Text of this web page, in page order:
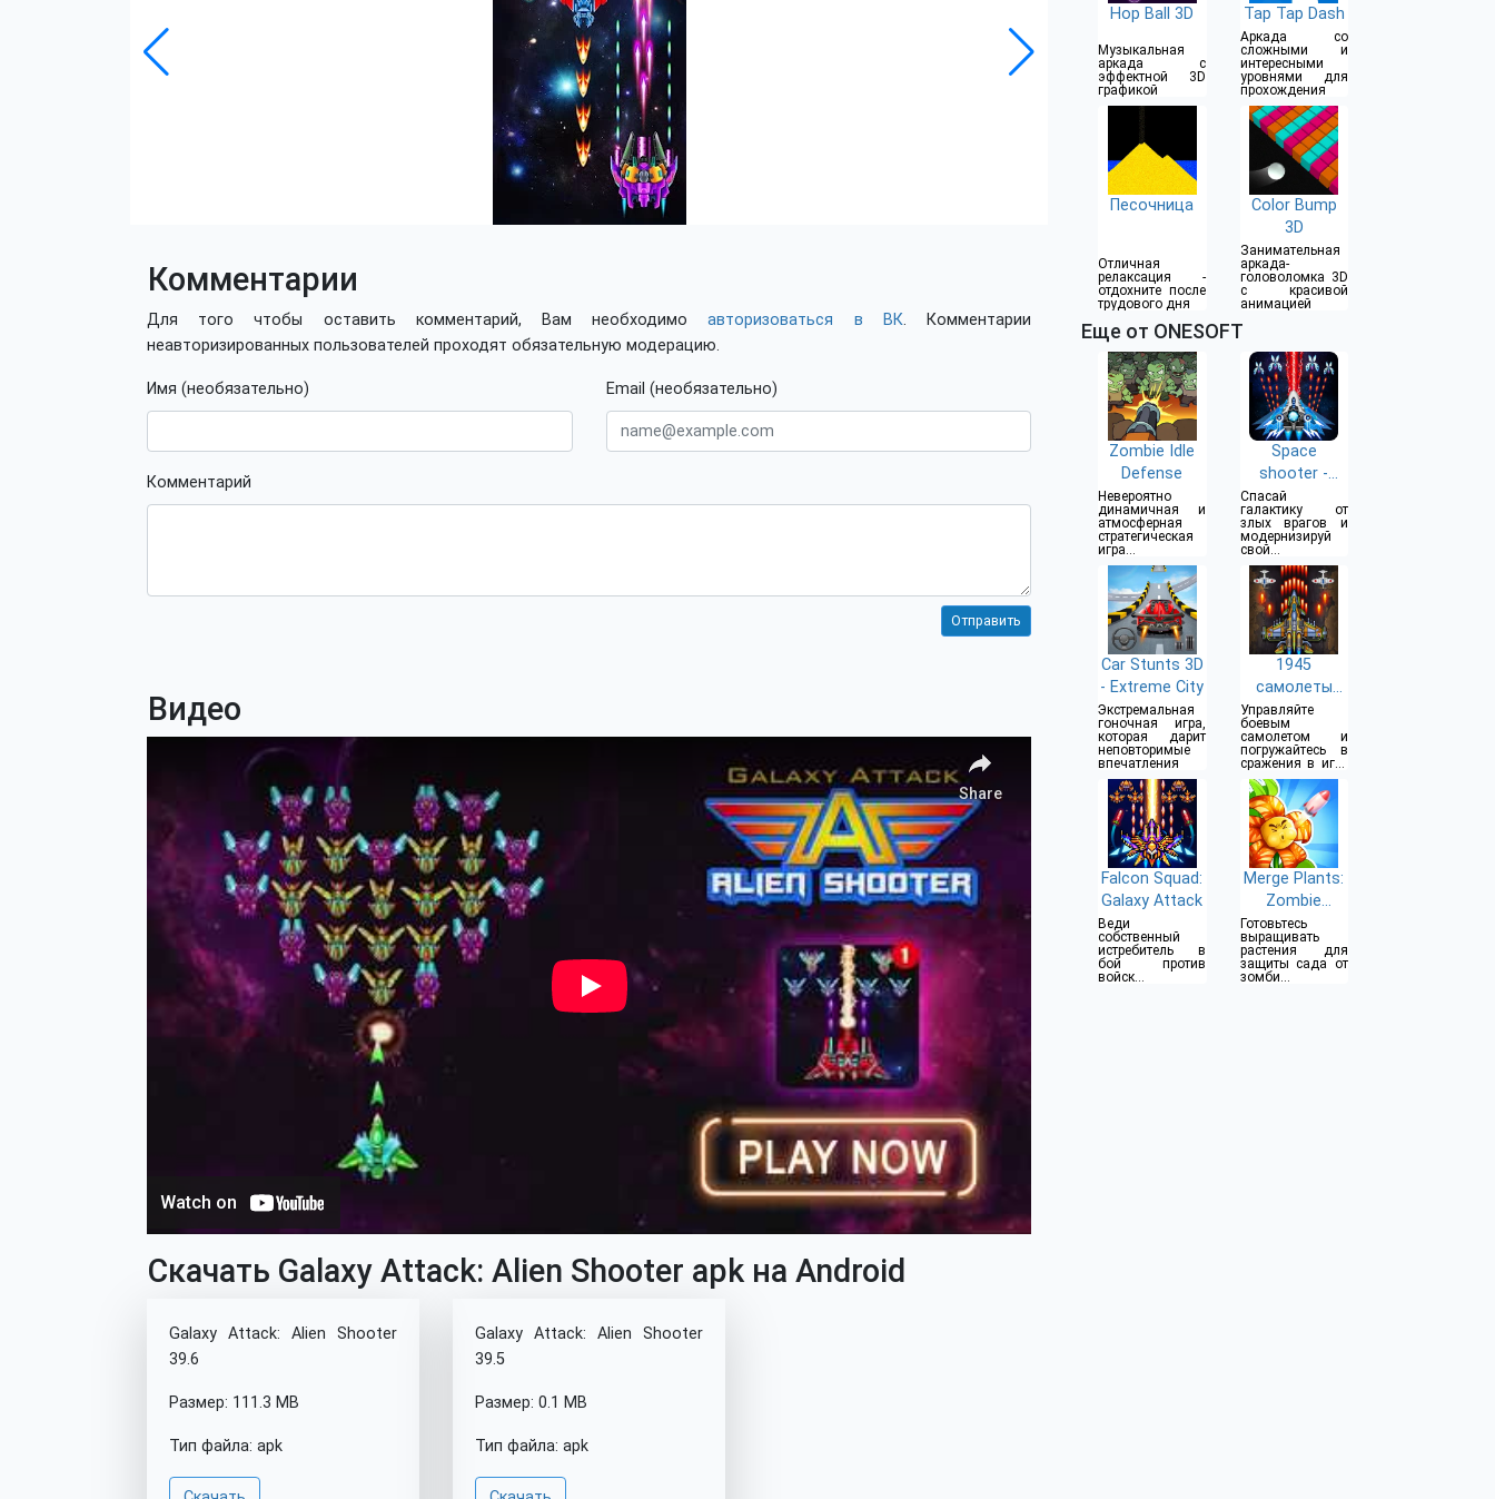
Комментарии
Для того чтобы оставить комментарий, Вам необходимоавторизоваться в ВК. Комментарии
неавторизированных пользователей проходят обязательную модерацию.
Имя (необязательно) Email (необязательно)
Комментарий
Видео
Скачать Galaxy Attack: Alien Shooter apk на Android
Galaxy Attack: Alien Shooter
39.6
Размер: 111.3 MB
Тип файла: apk
Galaxy Attack: Alien Shooter
39.5
Размер: 0.1 MB
Тип файла: apk
Hop Ball 3D
Музыкальная
аркада с
эффектной 3D
графикой
Tap Tap Dash
Аркада со
сложными и
интересными
уровнями для
прохождения
Песочница
Отличная
релаксация -
отдохните после
трудового дня
Color Bump
3D
Занимательная
аркада-
головоломка 3D
с красивой
анимацией
Еще от ONESOFT
Zombie Idle
Defense
Невероятно
динамичная и
атмосферная
стратегическая
игра с
элементами RPG
Space
shooter -
Galaxy attack
Спасай
галактику от
злых врагов и
модернизируй
свой
космический
корабль
Car Stunts 3D
- Extreme City
Экстремальная
гоночная игра,
которая дарит
неповторимые
впечатления
1945
самолеты
стрелялки
Управляйте
боевым
самолетом и
погружайтесь в
сражения в игре
в жанре боевых
полетов
Falcon Squad:
Galaxy Attack
Веди
собственный
истребитель в
бой против
войск
Merge Plants:
Zombie
Defense
Готовьтесь
выращивать
растения для
защиты сада от
зомби